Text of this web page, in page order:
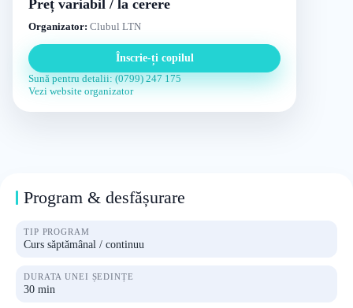
Preț variabil / la cerere
Organizator: Clubul LTN
Înscrie-ți copilul
Sună pentru detalii: (0799) 247 175
Vezi website organizator
Program & desfășurare
TIP PROGRAM
Curs săptămânal / continuu
DURATA UNEI ȘEDINȚE
30 min